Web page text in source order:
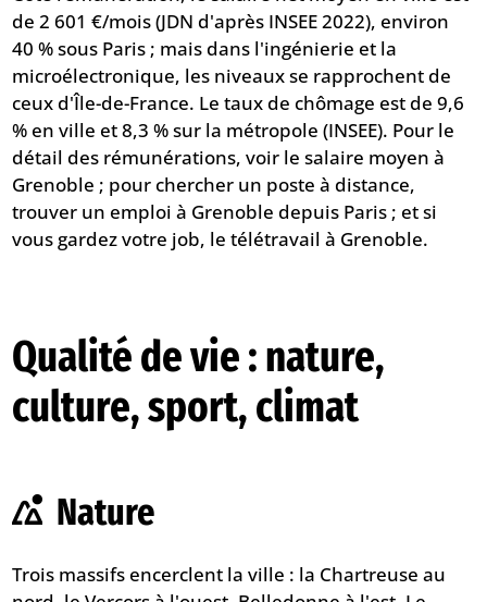
de 2 601 €/mois (JDN d'après INSEE 2022), environ
40 % sous Paris ; mais dans l'ingénierie et la
microélectronique, les niveaux se rapprochent de
ceux d'Île-de-France. Le taux de chômage est de 9,6
% en ville et 8,3 % sur la métropole (INSEE). Pour le
détail des rémunérations, voir le salaire moyen à
Grenoble ; pour chercher un poste à distance,
trouver un emploi à Grenoble depuis Paris ; et si
vous gardez votre job, le télétravail à Grenoble.
Qualité de vie : nature,
culture, sport, climat
Nature
Trois massifs encerclent la ville : la Chartreuse au